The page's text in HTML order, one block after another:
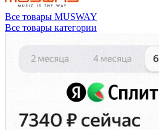
Все товары MUSWAY
Все товары категории